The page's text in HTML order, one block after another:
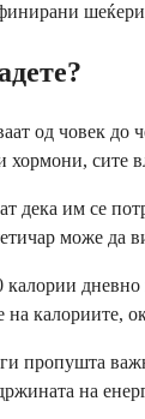
од човек
сите
дека им се
може да
калориите,
пропушта
на